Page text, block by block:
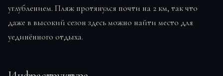
углублением. Пляж протянулся почти на 2 км, так что
даже в высокий сезон здесь можно найти место для
уединённого отдыха.